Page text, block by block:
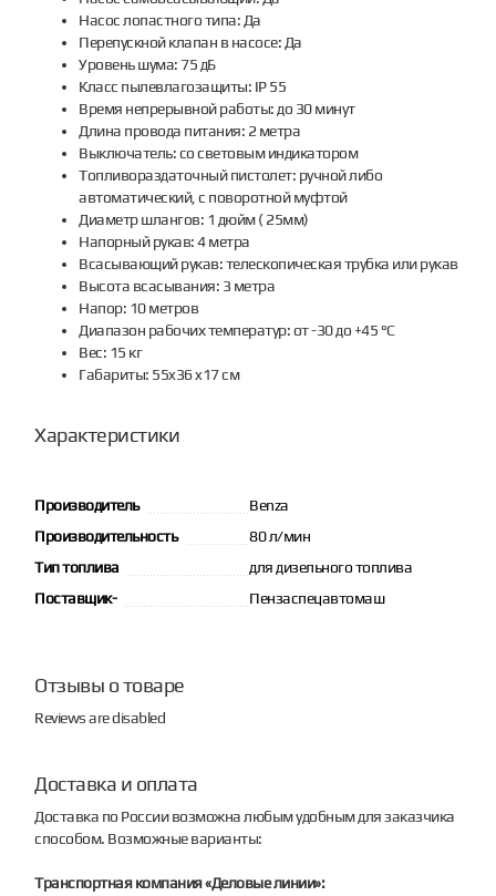
Насос лопастного типа: Да
Перепускной клапан в насосе: Да
Уровень шума: 75 дБ
Класс пылевлагозащиты: IP 55
Время непрерывной работы: до 30 минут
Длина провода питания: 2 метра
Выключатель: со световым индикатором
Топливораздаточный пистолет: ручной либо
автоматический, с поворотной муфтой
Диаметр шлангов: 1 дюйм ( 25мм)
Напорный рукав: 4 метра
Всасывающий рукав: телескопическая трубка или рукав
Высота всасывания: 3 метра
Напор: 10 метров
Диапазон рабочих температур: от -30 до +45 °С
Вес: 15 кг
Габариты: 55x36 x17 см
Характеристики
Производитель
Benza
Производительность
80 л/мин
Тип топлива
для дизельного топлива
Поставщик-
Пензаспецавтомаш
Отзывы о товаре
Reviews are disabled
Доставка и оплата
Доставка по России возможна любым удобным для заказчика
способом. Возможные варианты:
Транспортная компания «Деловые линии»: